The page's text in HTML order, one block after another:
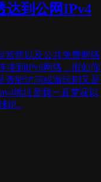
达到公网IPv4
营商以及公共免费网络
接到IPv6网络，假如你
否能访问或游玩则又是
地址是我一直梦寐以
IP...